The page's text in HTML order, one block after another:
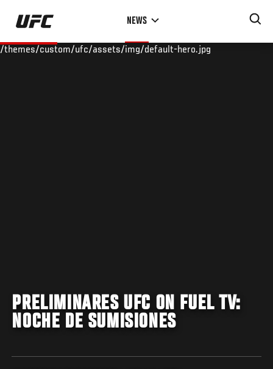
Skip
main
NEWS
/themes/custom/ufc/assets/img/default-hero.jpg
PRELIMINARES UFC ON FUEL TV:
NOCHE DE SUMISIONES